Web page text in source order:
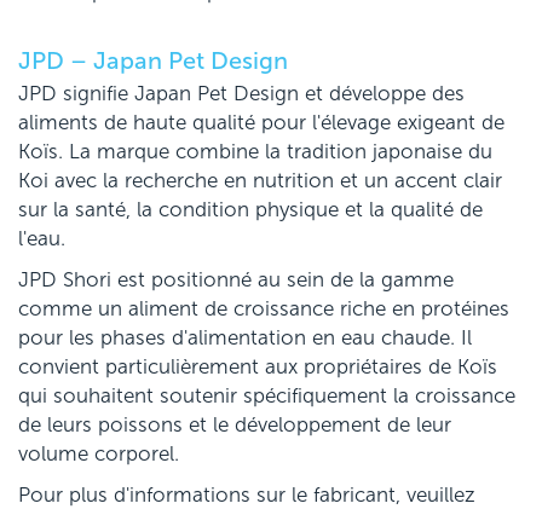
JPD – Japan Pet Design
JPD signifie Japan Pet Design et développe des
aliments de haute qualité pour l'élevage exigeant de
Koïs. La marque combine la tradition japonaise du
Koi avec la recherche en nutrition et un accent clair
sur la santé, la condition physique et la qualité de
l'eau.
JPD Shori est positionné au sein de la gamme
comme un aliment de croissance riche en protéines
pour les phases d'alimentation en eau chaude. Il
convient particulièrement aux propriétaires de Koïs
qui souhaitent soutenir spécifiquement la croissance
de leurs poissons et le développement de leur
volume corporel.
Pour plus d'informations sur le fabricant, veuillez